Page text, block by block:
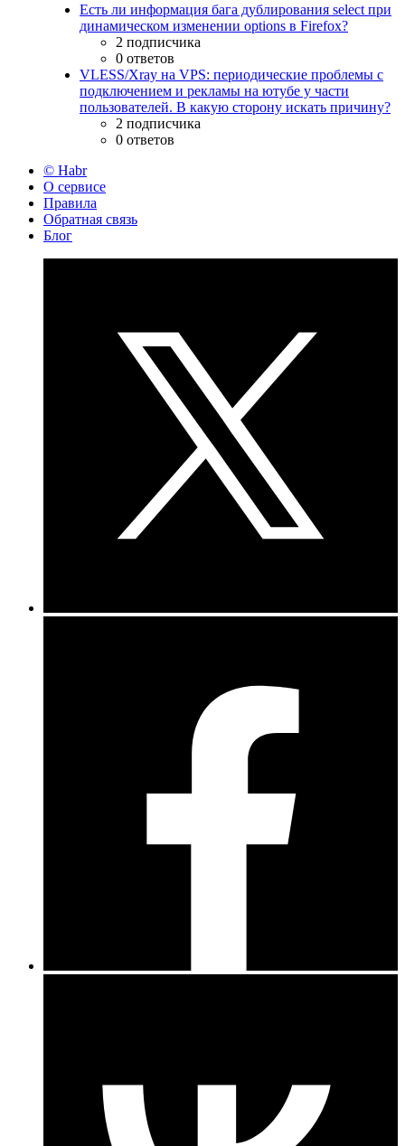
Есть ли информация бага дублирования select при
динамическом изменении options в Firefox?
2 подписчика
0 ответов
VLESS/Xray на VPS: периодические проблемы с
подключением и рекламы на ютубе у части
пользователей. В какую сторону искать причину?
2 подписчика
0 ответов
© Habr
О сервисе
Правила
Обратная связь
Блог